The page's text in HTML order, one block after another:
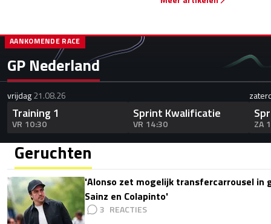
GP Nederland
AANKOMENDE RACE
vrijdag21.08.26
Training 1
VR 10:30
Sprint Kwalificatie
VR 14:30 ZA
Geruchten
'Alonso zet mogelijk transfercarrousel in
Sainz en Colapinto'
3